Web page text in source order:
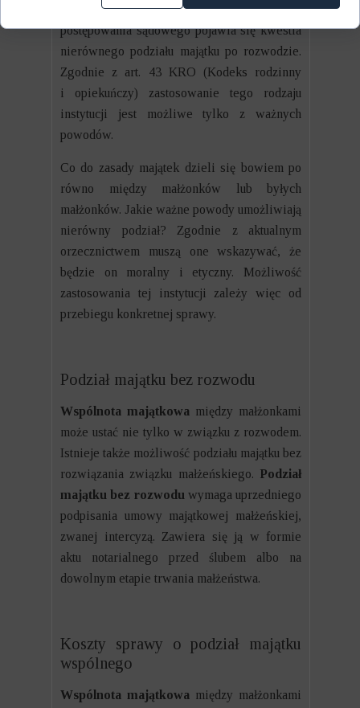
w drodze negocjacji umowy czy podczas
postępowania sądowego pojawia się kwestia
nierównego podziału majątku po rozwodzie.
Zgodnie z art. 43 KRO (Kodeks rodzinny
i opiekuńczy) zastosowanie tego rodzaju
instytucji jest możliwe tylko z ważnych
powodów.
Co do zasady majątek dzieli się bowiem po
równo między małżonków lub byłych
małżonków. Jakie ważne powody umożliwiają
nierówny podział? Zgodnie z aktualnym
orzecznictwem muszą one wskazywać, że
będzie on moralny i etyczny. Możliwość
zastosowania tej instytucji zależy więc od
przebiegu konkretnej sprawy.
Podział majątku bez rozwodu
Wspólnota majątkowa między małżonkami
może ustać nie tylko w związku z rozwodem.
Istnieje także możliwość podziału majątku bez
rozwiązania związku małżeńskiego. Podział
majątku bez rozwodu wymaga uprzedniego
podpisania umowy majątkowej małżeńskiej,
zwanej intercyzą. Zawiera się ją w formie
aktu notarialnego przed ślubem albo na
dowolnym etapie trwania małżeństwa.
Koszty sprawy o podział majątku
wspólnego
Wspólnota majątkowa między małżonkami